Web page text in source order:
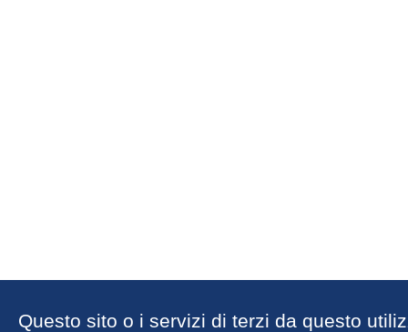
Questo sito o i servizi di terzi da questo